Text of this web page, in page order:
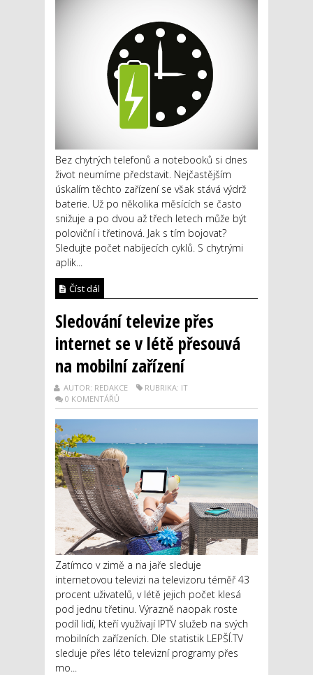
Bez chytrých telefonů a notebooků si dnes
život neumíme představit. Nejčastějším
úskalím těchto zařízení se však stává výdrž
baterie. Už po několika měsících se často
snižuje a po dvou až třech letech může být
poloviční i třetinová. Jak s tím bojovat?
Sledujte počet nabíjecích cyklů. S chytrými
aplik...
Číst dál
Sledování televize přes
internet se v létě přesouvá
na mobilní zařízení
AUTOR: REDAKCE
RUBRIKA: IT
0 KOMENTÁŘŮ
Zatímco v zimě a na jaře sleduje
internetovou televizi na televizoru téměř 43
procent uživatelů, v létě jejich počet klesá
pod jednu třetinu. Výrazně naopak roste
podíl lidí, kteří využívají IPTV služeb na svých
mobilních zařízeních. Dle statistik LEPŠÍ.TV
sleduje přes léto televizní programy přes
mo...